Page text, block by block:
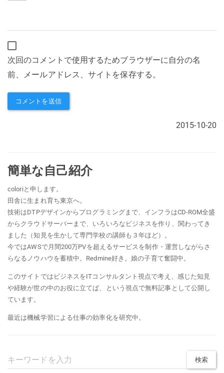
次回のコメントで使用するためブラウザーに自分の名
前、メールアドレス、サイトを保存する。
2015-10-20
簡単な自己紹介
coloriと申します。
田舎に生まれ育ち東京へ。
技術はDTPデザインからプログラミングまで、インフラはCD-ROM全盛
からクラウドサーバーまで、いろいろなビジネスを作り、関わってき
ました（知見を生かして専門学校の講師も３年ほど）。
今ではAWSで月間200万PVを超えるサービスを制作・運営しながらさ
らなるノウハウを蓄積中。Redmine好き。娘の子育て奮闘中。
このサイトではビジネスをITコンサルタント視点で考え、感じた知見
や経験が世の中のお役に立てば、という視点で無料記事として公開し
ています。
最近は機械学習による仕事の効率化を研究中。